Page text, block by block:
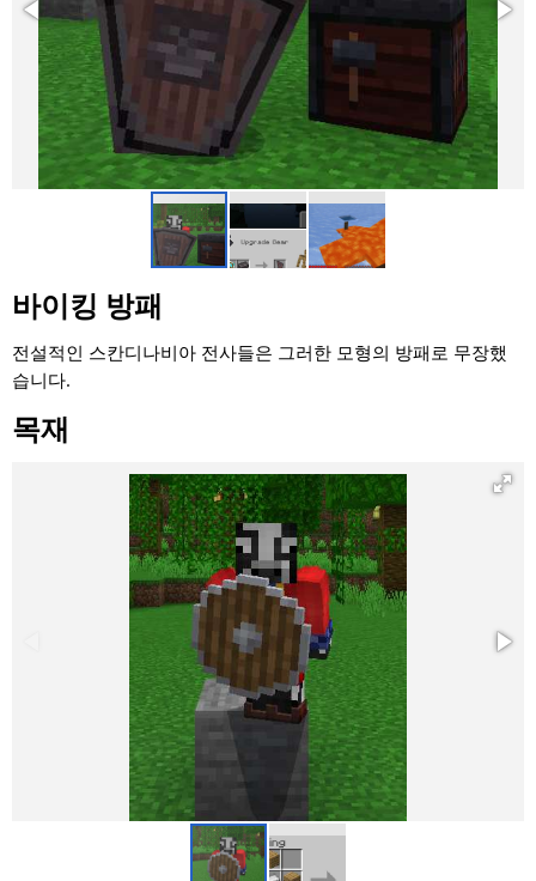
바이킹 방패
전설적인 스칸디나비아 전사들은 그러한 모형의 방패로 무장했
습니다.
목재